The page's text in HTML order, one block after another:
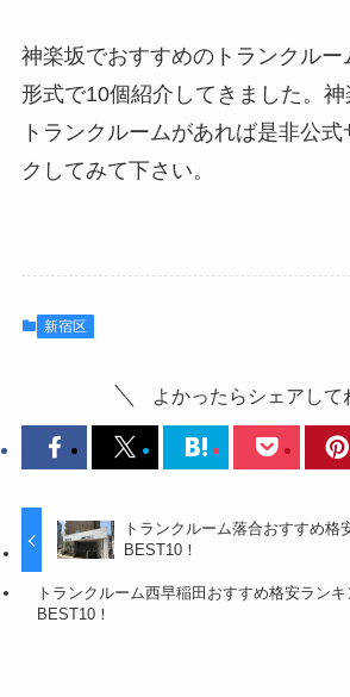
神楽坂でおすすめのトランクル
形式で10個紹介してきました。
トランクルームがあれば是非公
クしてみて下さい。
新宿区
よかったらシェアして
トランクルーム落合おすすめ格
BEST10！
トランクルーム西早稲田おすすめ格安ラン
BEST10！